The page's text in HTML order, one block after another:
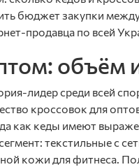
бюджет закупки
продавца по всей
объём
лидер среди всей
кроссовок для
как кеды имеют
текстильные с
кожи для фитнеса.